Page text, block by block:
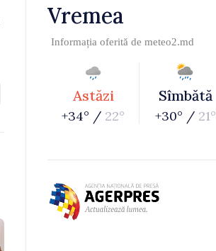
Vremea
Informația oferită de meteo2.md
Astăzi
+34° / 22°
Sîmbătă
+30° / 21°